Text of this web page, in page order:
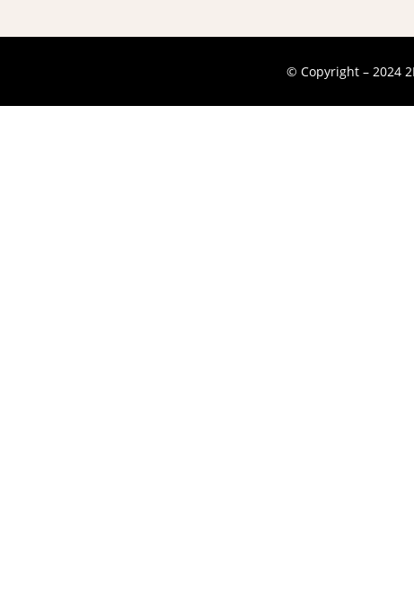
© Copyright – 2024